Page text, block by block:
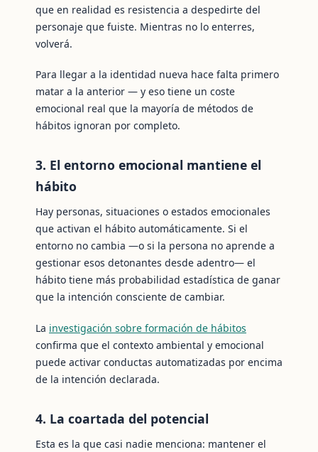
que en realidad es resistencia a despedirte del
personaje que fuiste. Mientras no lo enterres,
volverá.
Para llegar a la identidad nueva hace falta primero
matar a la anterior — y eso tiene un coste
emocional real que la mayoría de métodos de
hábitos ignoran por completo.
3. El entorno emocional mantiene el
hábito
Hay personas, situaciones o estados emocionales
que activan el hábito automáticamente. Si el
entorno no cambia —o si la persona no aprende a
gestionar esos detonantes desde adentro— el
hábito tiene más probabilidad estadística de ganar
que la intención consciente de cambiar.
La investigación sobre formación de hábitos
confirma que el contexto ambiental y emocional
puede activar conductas automatizadas por encima
de la intención declarada.
4. La coartada del potencial
Esta es la que casi nadie menciona: mantener el